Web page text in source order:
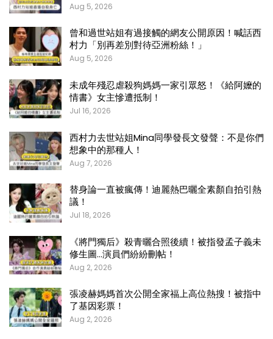
Aug 5, 2026
曾和過世站姐有過接觸的網友公開原因！喊話西
村力「別再差別對待亞洲粉絲！」
Aug 5, 2026
未成年殘忍虐殺狗媽媽一家引眾怒！《給阿嬤的
情書》女主慘遭抵制！
Jul 16, 2026
西村力去世站姐Mina同學發長文發聲：不是你們
想象中的那種人！
Aug 7, 2026
替身論一直被瘋傳！迪麗熱巴曬全素顏自拍引熱
議！
Jul 18, 2026
《將門獨后》殺青曬合照後續！被指發孟子義未
修生圖…演員們紛紛刪帖！
Aug 2, 2026
張凌赫媽媽首次公開全家福上高位熱搜！被指中
了基因彩票！
Aug 2, 2026